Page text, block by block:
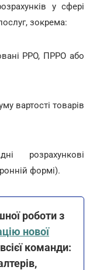
у сфері
зокрема:
РРО, ПРРО або
вартості товарів
розрахункові
формі).
роботи з
нової
команди: